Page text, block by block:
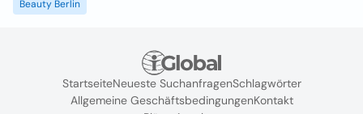
Beauty Berlin
StartseiteNeueste SuchanfragenSchlagwörter
Allgemeine GeschäftsbedingungenKontakt